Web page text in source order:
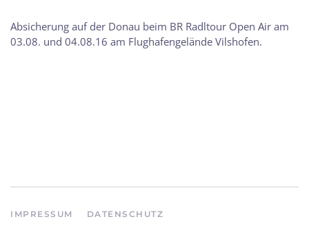
Absicherung auf der Donau beim BR Radltour Open Air am
03.08. und 04.08.16 am Flughafengelände Vilshofen.
IMPRESSUM DATENSCHUTZ